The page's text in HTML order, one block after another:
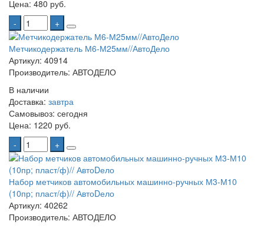
Цена: 480 руб.
-
+
Метчикодержатель М6-М25мм//АвтоДело
Артикул: 40914
Производитель: АВТОДЕЛО
В наличии
Доставка: завтра
Самовывоз: сегодня
Цена: 1220 руб.
-
+
Набор метчиков автомобильных машинно-ручных М3-М10
(10пр; пласт/ф)// АвтоDело
Артикул: 40262
Производитель: АВТОДЕЛО